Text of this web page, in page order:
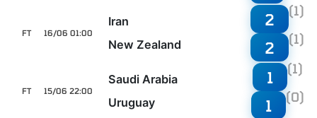
16/06 01:00
FT
Iran
New Zealand
2 (1)
2 (1)
15/06 22:00
FT
Saudi Arabia
Uruguay
1 (1)
1 (0)